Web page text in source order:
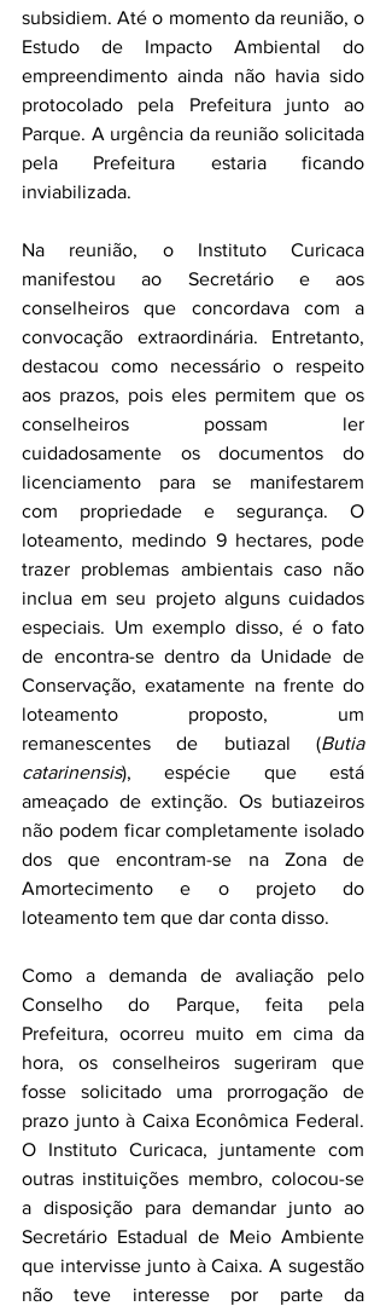
subsidiem. Até o momento da reunião, o
Estudo de Impacto Ambiental do
empreendimento ainda não havia sido
protocolado pela Prefeitura junto ao
Parque. A urgência da reunião solicitada
pela Prefeitura estaria ficando
inviabilizada.
Na reunião, o Instituto Curicaca
manifestou ao Secretário e aos
conselheiros que concordava com a
convocação extraordinária. Entretanto,
destacou como necessário o respeito
aos prazos, pois eles permitem que os
conselheiros possam ler
cuidadosamente os documentos do
licenciamento para se manifestarem
com propriedade e segurança. O
loteamento, medindo 9 hectares, pode
trazer problemas ambientais caso não
inclua em seu projeto alguns cuidados
especiais. Um exemplo disso, é o fato
de encontra-se dentro da Unidade de
Conservação, exatamente na frente do
loteamento proposto, um
remanescentes de butiazal (Butia
catarinensis), espécie que está
ameaçado de extinção. Os butiazeiros
não podem ficar completamente isolado
dos que encontram-se na Zona de
Amortecimento e o projeto do
loteamento tem que dar conta disso.
Como a demanda de avaliação pelo
Conselho do Parque, feita pela
Prefeitura, ocorreu muito em cima da
hora, os conselheiros sugeriram que
fosse solicitado uma prorrogação de
prazo junto à Caixa Econômica Federal.
O Instituto Curicaca, juntamente com
outras instituições membro, colocou-se
a disposição para demandar junto ao
Secretário Estadual de Meio Ambiente
que intervisse junto à Caixa. A sugestão
não teve interesse por parte da